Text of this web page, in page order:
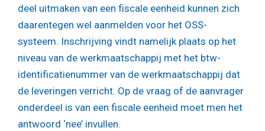
deel uitmaken van een fiscale eenheid kunnen zich
daarentegen wel aanmelden voor het OSS-
systeem. Inschrijving vindt namelijk plaats op het
niveau van de werkmaatschappij met het btw-
identificatienummer van de werkmaatschappij dat
de leveringen verricht. Op de vraag of de aanvrager
onderdeel is van een fiscale eenheid moet men het
antwoord ‘nee’ invullen.